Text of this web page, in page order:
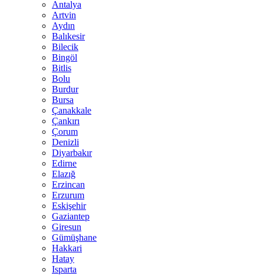
Antalya
Artvin
Aydın
Balıkesir
Bilecik
Bingöl
Bitlis
Bolu
Burdur
Bursa
Çanakkale
Çankırı
Çorum
Denizli
Diyarbakır
Edirne
Elazığ
Erzincan
Erzurum
Eskişehir
Gaziantep
Giresun
Gümüşhane
Hakkari
Hatay
Isparta